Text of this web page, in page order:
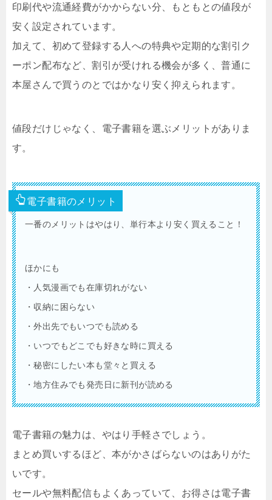
印刷代や流通経費がかからない分、もともとの値段が
安く設定されています。
加えて、初めて登録する人への特典や定期的な割引ク
ーポン配布など、割引が受けれる機会が多く、普通に
本屋さんで買うのとではかなり安く抑えられます。
値段だけじゃなく、電子書籍を選ぶメリットがありま
す。
電子書籍のメリット
一番のメリットはやはり、単行本より安く買えること！
ほかにも
・人気漫画でも在庫切れがない
・収納に困らない
・外出先でもいつでも読める
・いつでもどこでも好きな時に買える
・秘密にしたい本も堂々と買える
・地方住みでも発売日に新刊が読める
電子書籍の魅力は、やはり手軽さでしょう。
まとめ買いするほど、本がかさばらないのはありがた
いです。
セールや無料配信もよくあっていて、お得さは電子書